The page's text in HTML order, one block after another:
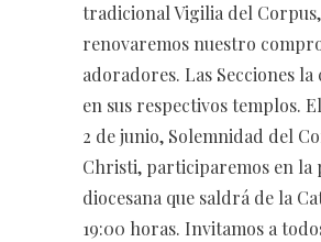
tradicional Vigilia del
renovaremos nuestro
adoradores. Las Secciones
en sus respectivos templos.
2 de junio, Solemnidad del
Christi, participaremos en la
diocesana que saldrá de la
19:00 horas. Invitamos a